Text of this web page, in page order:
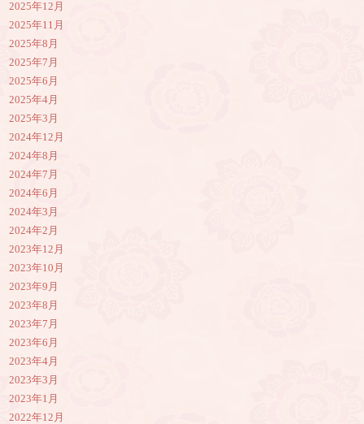
2025年12月
2025年11月
2025年8月
2025年7月
2025年6月
2025年4月
2025年3月
2024年12月
2024年8月
2024年7月
2024年6月
2024年3月
2024年2月
2023年12月
2023年10月
2023年9月
2023年8月
2023年7月
2023年6月
2023年4月
2023年3月
2023年1月
2022年12月